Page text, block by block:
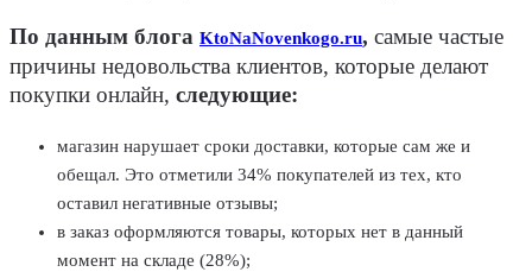
По данным блога KtoNaNovenkogo.ru, самые частые
причины недовольства клиентов, которые делают
покупки онлайн, следующие:
магазин нарушает сроки доставки, которые сам же и
обещал. Это отметили 34% покупателей из тех, кто
оставил негативные отзывы;
в заказ оформляются товары, которых нет в данный
момент на складе (28%);